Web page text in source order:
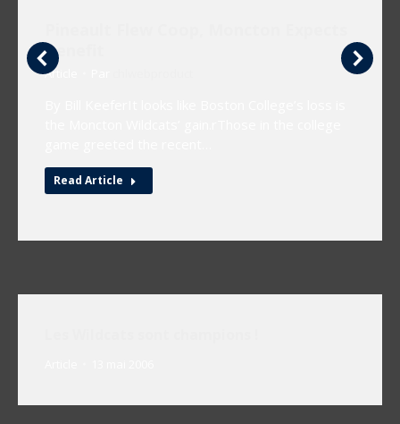
Benefit
Article
Read Article